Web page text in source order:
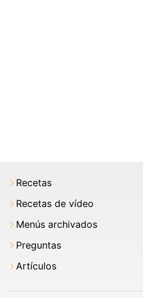
Recetas
Recetas de vídeo
Menús archivados
Preguntas
Artículos